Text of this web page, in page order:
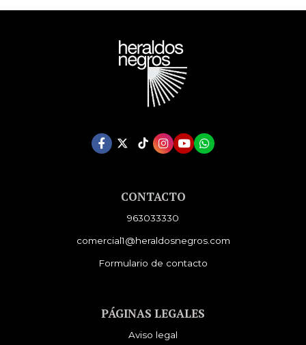
CONTACTO
963033330
comercial1@heraldosnegros.com
Formulario de contacto
PÁGINAS LEGALES
Aviso legal